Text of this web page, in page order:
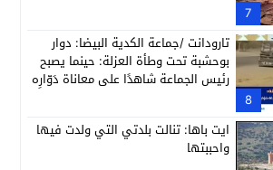
7
8
تارودانت /جماعة الكدية البيضا: دوار
بوحشبة تحت وطأة العزلة: حينما يصبح
رئيس الجماعة شاهدًا على معاناة دَوّارِه
ايت باها: تنالت بلدتي التي ولدت فيها
واحببتها